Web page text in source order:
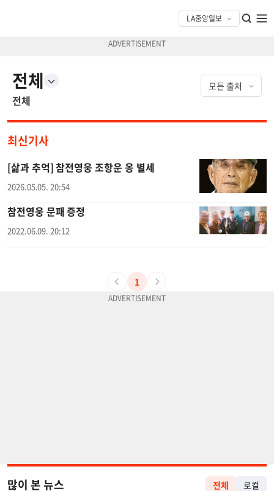
전체
전체
최신기사
[삶과 추억] 참전영웅 조항운 옹 별세
2026.05.05. 20:54
참전영웅 문패 증정
2022.06.09. 20:12
1
많이 본 뉴스 전체 로컬